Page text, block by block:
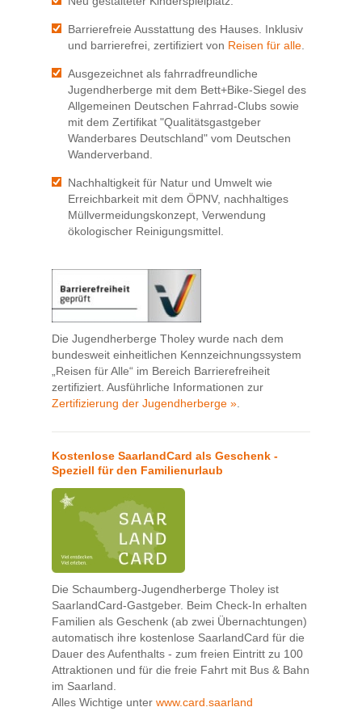
Barrierefreie Ausstattung des Hauses. Inklusiv
und barrierefrei, zertifiziert von Reisen für alle.
Ausgezeichnet als fahrradfreundliche
Jugendherberge mit dem Bett+Bike-Siegel des
Allgemeinen Deutschen Fahrrad-Clubs sowie
mit dem Zertifikat "Qualitätsgastgeber
Wanderbares Deutschland" vom Deutschen
Wanderverband.
Nachhaltigkeit für Natur und Umwelt wie
Erreichbarkeit mit dem ÖPNV, nachhaltiges
Müllvermeidungskonzept, Verwendung
ökologischer Reinigungsmittel.
Die Jugendherberge Tholey wurde nach dem
bundesweit einheitlichen Kennzeichnungssystem
„Reisen für Alle“ im Bereich Barrierefreiheit
zertifiziert. Ausführliche Informationen zur
Zertifizierung der Jugendherberge ».
Kostenlose SaarlandCard als Geschenk -
Speziell für den Familienurlaub
Die Schaumberg-Jugendherberge Tholey ist
SaarlandCard-Gastgeber. Beim Check-In erhalten
Familien als Geschenk (ab zwei Übernachtungen)
automatisch ihre kostenlose SaarlandCard für die
Dauer des Aufenthalts - zum freien Eintritt zu 100
Attraktionen und für die freie Fahrt mit Bus & Bahn
im Saarland.
Alles Wichtige unter www.card.saarland